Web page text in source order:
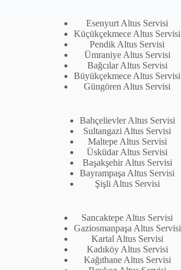
Esenyurt Altus Servisi
Küçükçekmece Altus Servisi
Pendik Altus Servisi
Ümraniye Altus Servisi
Bağcılar Altus Servisi
Büyükçekmece Altus Servisi
Güngören Altus Servisi
Bahçelievler Altus Servisi
Sultangazi Altus Servisi
Maltepe Altus Servisi
Üsküdar Altus Servisi
Başakşehir Altus Servisi
Bayrampaşa Altus Servisi
Şişli Altus Servisi
Sancaktepe Altus Servisi
Gaziosmanpaşa Altus Servisi
Kartal Altus Servisi
Kadıköy Altus Servisi
Kağıthane Altus Servisi